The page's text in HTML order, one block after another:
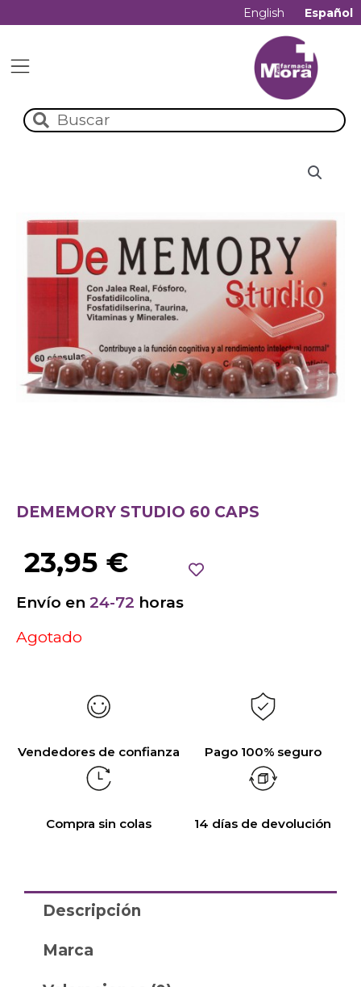
English Español
DEMEMORY STUDIO 60 CAPS
23,95 €
Envío en 24-72 horas
Agotado
Vendedores de confianza Pago 100% seguro
Compra sin colas 14 días de devolución
Descripción
Marca